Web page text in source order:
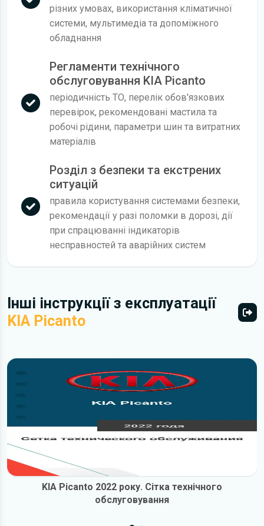
різних умовах, використання кліматичної
системи, мультимедіа та допоміжного
обладнання
Регламенти технічного
обслуговування KIA Picanto
періодичність ТО, перелік обов'язкових
перевірок, рекомендовані мастила та
робочі рідини, параметри шин та витратних
матеріалів
Розділ з безпеки та екстрених
ситуацій
правила користування системами безпеки,
рекомендації у разі поломки в дорозі, дії
при спрацюванні індикаторів
несправностей та аварійних систем
Інші інструкції з експлуатації
KIA Picanto
Всі
KIA Picanto 2022 року. Сітка технічного
обслуговування